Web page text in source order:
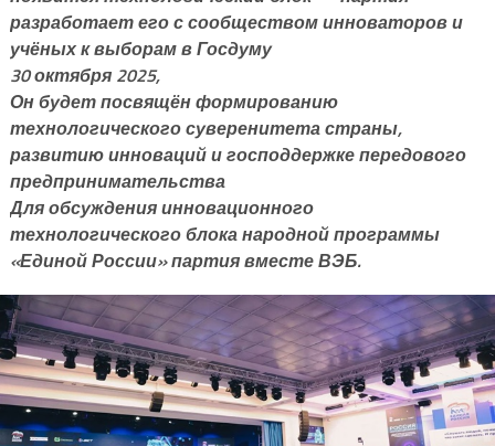
разработает его с сообществом инноваторов и
учёных к выборам в Госдуму
30 октября 2025,
Он будет посвящён формированию
технологического суверенитета страны,
развитию инноваций и господдержке передового
предпринимательства
Для обсуждения инновационного
технологического блока народной программы
«Единой России» партия вместе ВЭБ.